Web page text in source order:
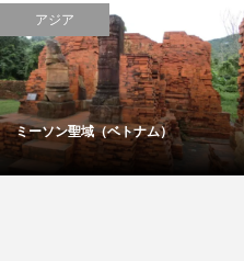
アジア
ミーソン聖域（ベトナム）